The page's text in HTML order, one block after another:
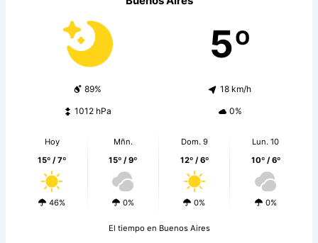
5º
89% 18 km/h
1012 hPa 0%
Hoy
15º / 7º
46%
Mñn.
15º / 9º
0%
Dom. 9
12º / 6º
0%
Lun. 10
10º / 6º
0%
El tiempo en Buenos Aires